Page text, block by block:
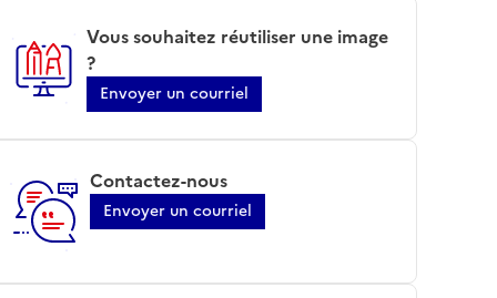
Vous souhaitez réutiliser une image
?
Envoyer un courriel
Contactez-nous
Envoyer un courriel